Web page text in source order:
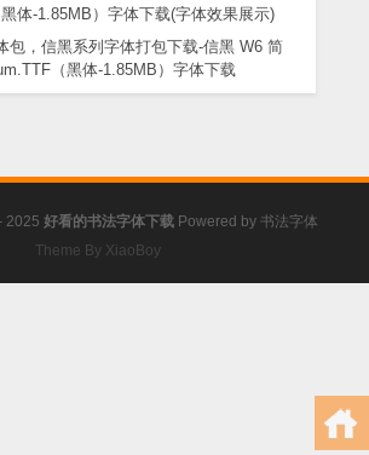
包，信黑系列字体打包下载-信黑 W6 简
（黑体-1.85MB）字体下载
2025 好看的书法字体下载 Powered by 书法字体
Theme By XiaoBoy